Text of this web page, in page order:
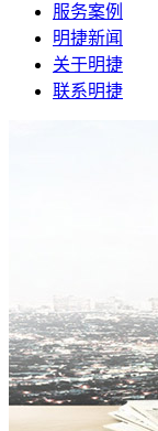
服务案例
明捷新闻
关于明捷
联系明捷